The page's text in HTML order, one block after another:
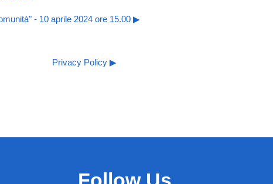
- 10 aprile 2024 ore 15.00 ▶︎
Privacy Policy ▶︎